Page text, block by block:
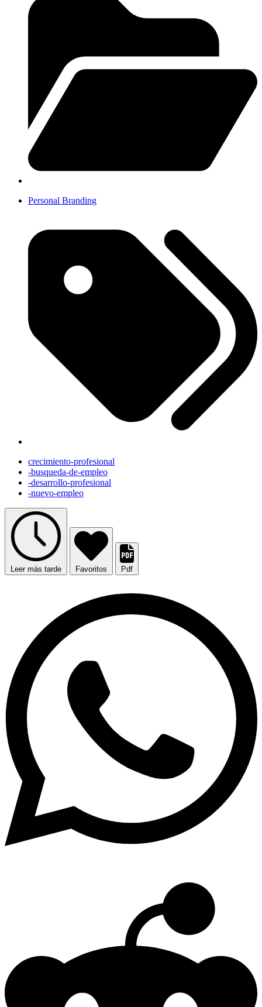
Personal Branding
crecimiento-profesional
-busqueda-de-empleo
-desarrollo-profesional
-nuevo-empleo
Leer más tarde Favoritos Pdf